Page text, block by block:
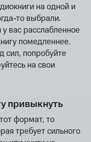
на одной и
то выбрали.
вас расслабленное
помедленнее.
сил, попробуйте
на свои
привыкнуть
формат, то
требует сильного